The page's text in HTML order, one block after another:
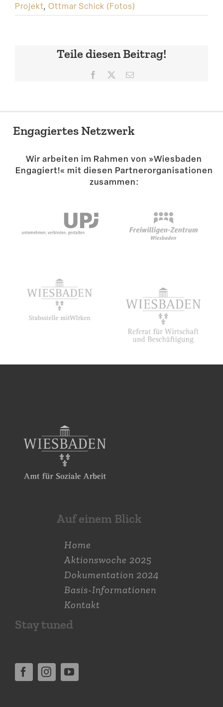
Projekt, Ottmar Schick (Fotos)
Teile diesen Beitrag!
Facebook E-
Engagiertes Netzwerk
Wir arbeiten im Rahmen von »Wiesbaden
Engagiert!« mit diesen Partner­or­ga­ni­sa­tionen
zusammen:
Auf einem Blick
Home
Aktions­woche 2025
Dokumen­tation 2024
Basis-Informationen
Kontakt
Stay tuned